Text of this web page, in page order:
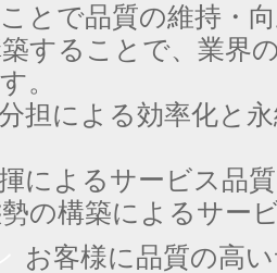
とで品質の維持・
することで、業界
。
担による効率化と
によるサービス品
の構築によるサー
お客様に品質の高